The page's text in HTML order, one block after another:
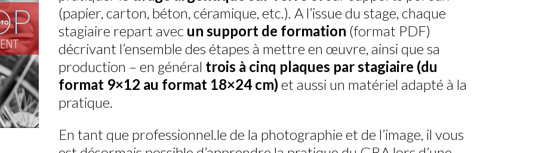
(papier, carton, béton, céramique, etc.). A l’issue du stage, chaque
stagiaire repart avec un support de formation (format PDF)
décrivant l’ensemble des étapes à mettre en œuvre, ainsi que sa
production – en général trois à cinq plaques par stagiaire (du
format 9×12 au format 18×24 cm) et aussi un matériel adapté à la
pratique.
En tant que professionnel.le de la photographie et de l’image, il vous